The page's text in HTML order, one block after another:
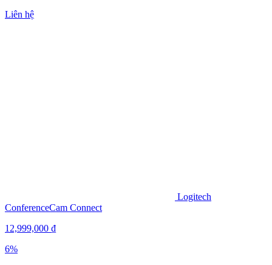
Liên hệ
Logitech
ConferenceCam Connect
12,999,000 ₫
6%